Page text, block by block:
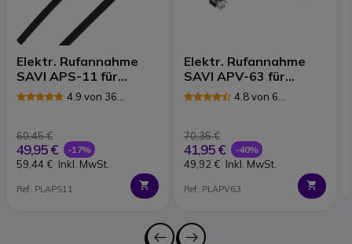
Elektr. Rufannahme
SAVI APS-11 für
Siemens4.9 von 36
60,45 €
49,95 € -17%
59,44 € Inkl. MwSt.
Ref: PLAPS11
Elektr. Rufannahme
SAVI APV-63 für
Avaya
4.8 von 6
70,35 €
41,95 € -40%
49,92 € Inkl. MwSt.
Ref: PLAPV63